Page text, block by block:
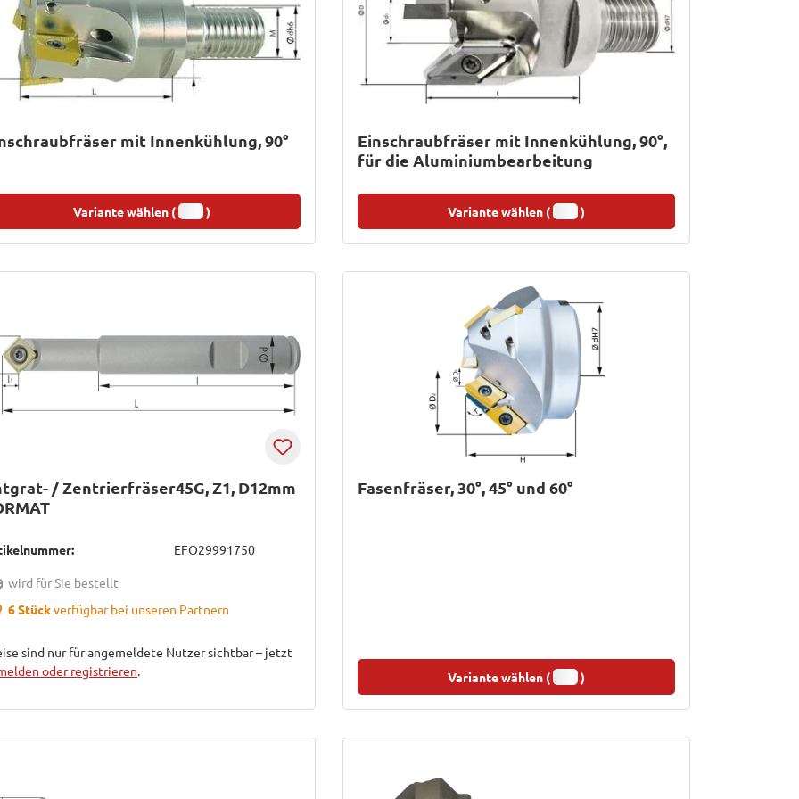
mit Innenkühlung, 90°
Variante wählen ( )
Einschraubfräser mit Innenkühlung, 90°,
für die Aluminiumbearbeitung
Variante wählen ( )
/ Zentrierfräser45G, Z1, D12mm
EFO29991750
wird für Sie bestellt
6 Stückverfügbar bei unseren Partnern
sind nur für angemeldete Nutzer sichtbar – jetzt
oder registrieren.
Fasenfräser, 30°, 45° und 60°
Variante wählen ( )